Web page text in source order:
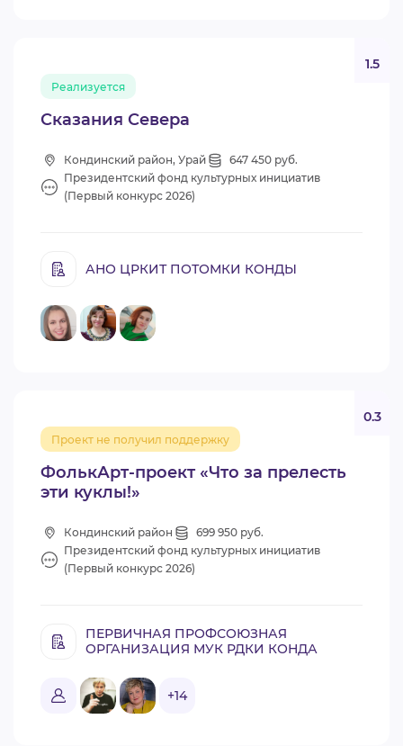
Сказания Севера
Реализуется
1.5
Кондинский район, Урай
647 450 руб.
Президентский фонд культурных инициатив
(Первый конкурс 2026)
АНО ЦРКИТ ПОТОМКИ КОНДЫ
ФолькАрт-проект «Что за прелесть
эти куклы!»
Проект не получил поддержку
0.3
Кондинский район
699 950 руб.
Президентский фонд культурных инициатив
(Первый конкурс 2026)
ПЕРВИЧНАЯ ПРОФСОЮЗНАЯ
ОРГАНИЗАЦИЯ МУК РДКИ КОНДА
+14